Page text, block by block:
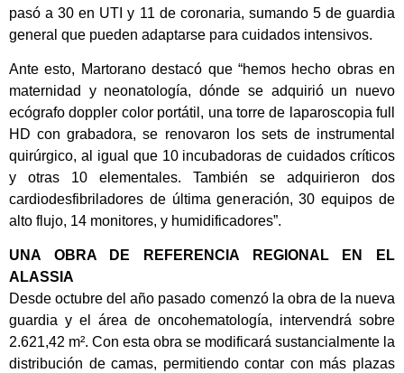
pasó a 30 en UTI y 11 de coronaria, sumando 5 de guardia
general que pueden adaptarse para cuidados intensivos.
Ante esto, Martorano destacó que “hemos hecho obras en
maternidad y neonatología, dónde se adquirió un nuevo
ecógrafo doppler color portátil, una torre de laparoscopia full
HD con grabadora, se renovaron los sets de instrumental
quirúrgico, al igual que 10 incubadoras de cuidados críticos
y otras 10 elementales. También se adquirieron dos
cardiodesfibriladores de última generación, 30 equipos de
alto flujo, 14 monitores, y humidificadores”.
UNA OBRA DE REFERENCIA REGIONAL EN EL
ALASSIA
Desde octubre del año pasado comenzó la obra de la nueva
guardia y el área de oncohematología, intervendrá sobre
2.621,42 m². Con esta obra se modificará sustancialmente la
distribución de camas, permitiendo contar con más plazas